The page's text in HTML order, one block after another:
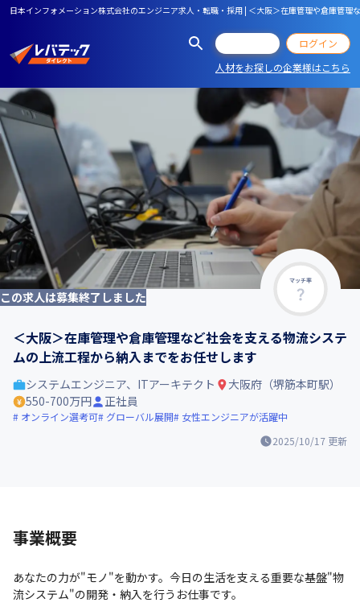
日本インフォメーション株式会社のエンジニア求人・転職・採用 | ＜大阪＞在庫管理や倉庫管
ログイン
人材をお探しの企業様はこちら
マッチ率
この求人は募集終了しました
＜大阪＞在庫管理や倉庫管理など社会を支える物流システ
ムの上流工程から納入までをお任せします
2025/10/17 更新
システムエンジニア、ITアーキテクト
大阪府（堺筋本町駅）
550-700万円
正社員
オンライン選考可 グローバル展開 女性エンジニアが活躍中
事業概要
あなたの力が"モノ"を動かす。今日の生活を支える重要な基盤"物
流システム"の開発・納入を行うお仕事です。